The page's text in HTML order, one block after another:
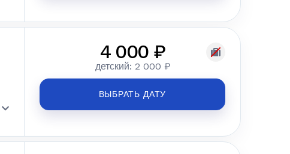
4 000 ₽
детский: 2 000 ₽
ВЫБРАТЬ ДАТУ